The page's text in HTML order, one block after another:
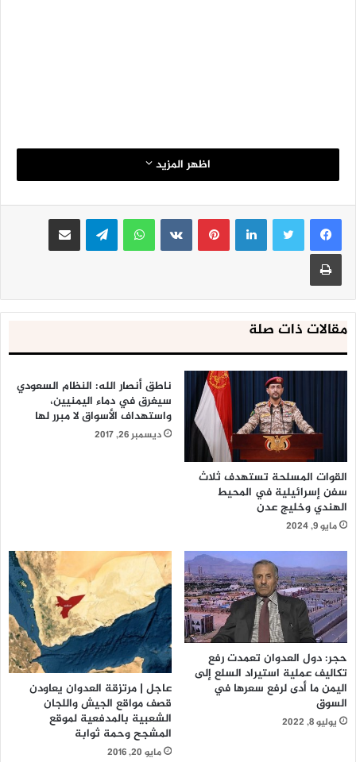
اظهر المزيد
لينكدإنبينتيريست واتساب تيلقرام مشاركة عبر البريد
طباعة
مقالات ذات صلة
القوات المسلحة تستهدف ثلاث
سفن إسرائيلية في المحيط
الهندي وخليج عدن
مايو 9, 2024
ناطق أنصار الله: النظام السعودي
سيغرق في دماء اليمنيين،
واستهداف الأسواق لا مبرر لها
ديسمبر 26, 2017
حجر: دول العدوان تعمدت رفع
تكاليف عملية استيراد السلع إلى
اليمن ما أدى لرفع سعرها في
السوق
يوليو 8, 2022
عاجل | مرتزقة العدوان يعاودن
قصف مواقع الجيش واللجان
الشعبية بالمدفعية لموقع
المشجح وحمة ثوابة
مايو 20, 2016